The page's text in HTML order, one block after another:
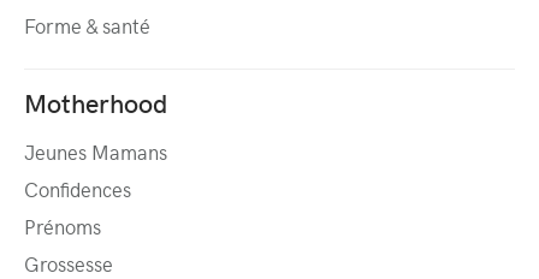
Forme & santé
Motherhood
Jeunes Mamans
Confidences
Prénoms
Grossesse